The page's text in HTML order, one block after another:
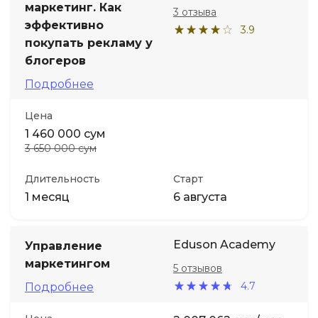
маркетинг. Как
эффективно
покупать рекламу у
блогеров
Подробнее
3.9
3 отзыва
Цена
1 460 000 сум
3 650 000 сум
Длительность
1 месяц
Старт
6 августа
Управление
маркетингом
Подробнее
Eduson Academy
4.7
5 отзывов